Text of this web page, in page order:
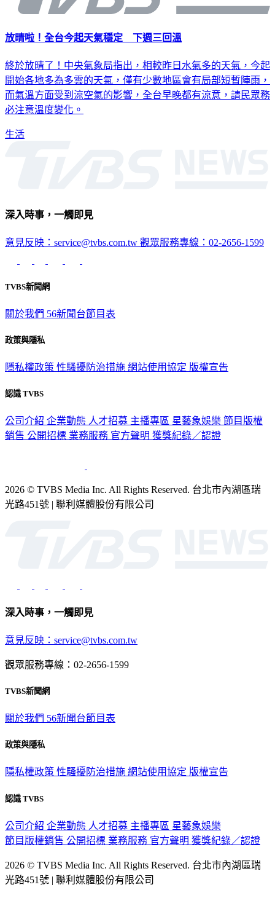
放晴啦！全台今起天氣穩定 下週三回溫
終於放晴了！中央氣象局指出，相較昨日水氣多的天氣，今起
開始各地多為多雲的天氣，僅有少數地區會有局部短暫陣雨，
而氣溫方面受到涼空氣的影響，全台早晚都有涼意，請民眾務
必注意溫度變化。
生活
深入時事，一觸即見
意見反映：service@tvbs.com.tw 觀眾服務專線：02-2656-1599
TVBS新聞網
關於我們 56新聞台節目表
政策與隱私
隱私權政策 性騷擾防治措施 網站使用協定 版權宣告
認識 TVBS
公司介紹 企業動態 人才招募 主播專區 星藝象娛樂 節目版權
銷售 公開招標 業務服務 官方聲明 獲獎紀錄／認證
2026 © TVBS Media Inc. All Rights Reserved. 台北市內湖區瑞
光路451號 | 聯利媒體股份有限公司
深入時事，一觸即見
意見反映：service@tvbs.com.tw
觀眾服務專線：02-2656-1599
TVBS新聞網
關於我們 56新聞台節目表
政策與隱私
隱私權政策 性騷擾防治措施 網站使用協定 版權宣告
認識 TVBS
公司介紹 企業動態 人才招募 主播專區 星藝象娛樂
節目版權銷售 公開招標 業務服務 官方聲明 獲獎紀錄／認證
2026 © TVBS Media Inc. All Rights Reserved. 台北市內湖區瑞
光路451號 | 聯利媒體股份有限公司